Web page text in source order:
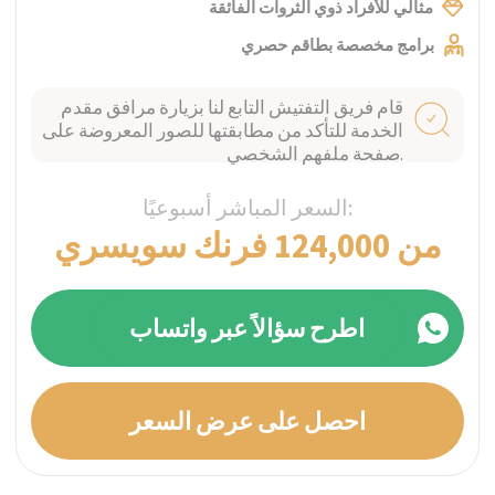
من 45,000 فرنك سويسري
احصل على عرض السعر
قام فريق التفتيش التابع لنا بزيارة مرافق مقدم
صفحة ملفهم الشخصي.